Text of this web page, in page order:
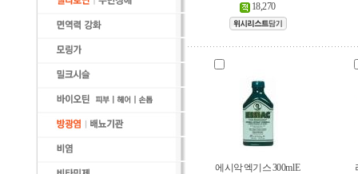
18,270
에시악 엑기스 300ml E